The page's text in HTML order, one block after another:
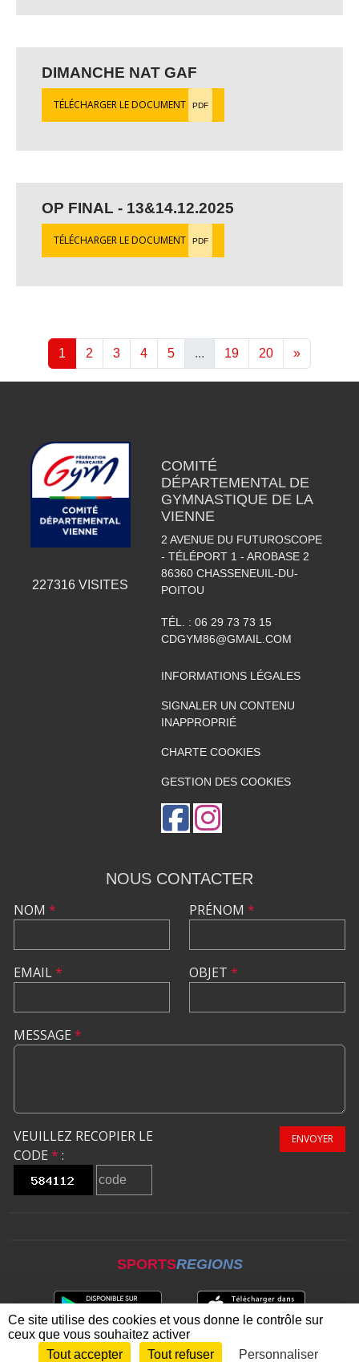
DIMANCHE NAT GAF
TÉLÉCHARGER LE DOCUMENT PDF
OP FINAL - 13&14.12.2025
TÉLÉCHARGER LE DOCUMENT PDF
1 2 3 4 5 ... 19 20 »
227316 VISITES
COMITÉ
DÉPARTEMENTAL DE
GYMNASTIQUE DE LA
VIENNE
2 AVENUE DU FUTUROSCOPE
- TÉLÉPORT 1 - AROBASE 2
86360 CHASSENEUIL-DU-
POITOU
TÉL. : 06 29 73 73 15
CDGYM86@GMAIL.COM
INFORMATIONS LÉGALES
SIGNALER UN CONTENU
INAPPROPRIÉ
CHARTE COOKIES
GESTION DES COOKIES
NOUS CONTACTER
NOM *
EMAIL*
PRÉNOM *
OBJET *
MESSAGE *
VEUILLEZ RECOPIER LE
CODE * :
ENVOYER
SPORTSREGIONS
Envie de participer ? CONNEXION
Ce site utilise des cookies et vous donne le contrôle sur
ceux que vous souhaitez activer
Tout accepter
Tout refuser Personnaliser